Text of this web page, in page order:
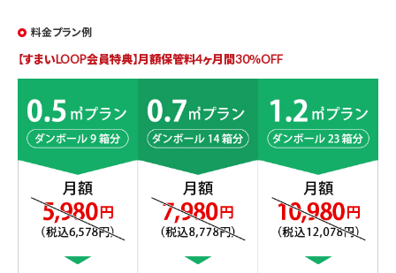
料金プラン例
【すまいLOOP会員特典】月額保管料4ヶ月間30％OFF